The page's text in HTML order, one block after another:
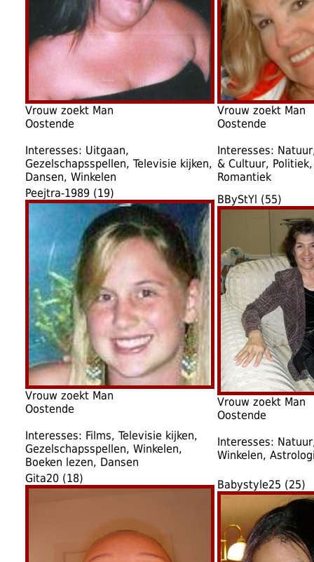
Vrouw zoekt Man
Oostende
Interesses: Uitgaan,
Gezelschapsspellen, Televisie kijken,
Dansen, Winkelen
Vrouw zoekt Man
Oostende
Interesses:
& Cultuur,
Romantiek
Peejtra-1989 (19)
Vrouw zoekt Man
Oostende
Interesses: Films, Televisie kijken,
Gezelschapsspellen, Winkelen,
Boeken lezen, Dansen
BByStYl (55)
Vrouw zoekt Man
Oostende
Interesses:
Winkelen,
Gita20 (18)
Babystyle25 (25)